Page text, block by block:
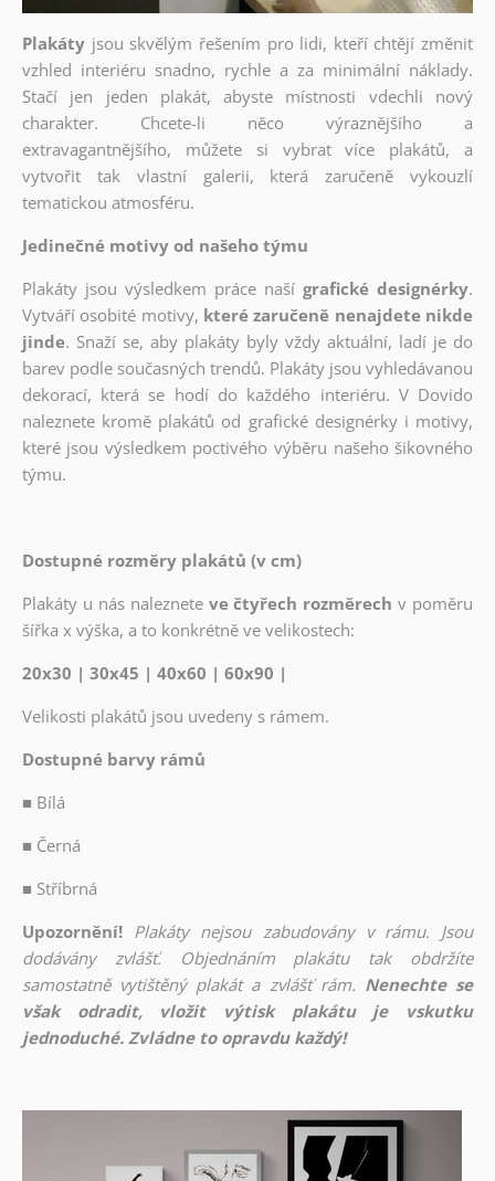
Plakáty jsou skvělým řešením pro lidi, kteří chtějí změnit
vzhled interiéru snadno, rychle a za minimální náklady.
Stačí jen jeden plakát, abyste místnosti vdechli nový
charakter. Chcete-li něco výraznějšího a
extravagantnějšího, můžete si vybrat více plakátů, a
vytvořit tak vlastní galerii, která zaručeně vykouzlí
tematickou atmosféru.
Jedinečné motivy od našeho týmu
Plakáty jsou výsledkem práce naší grafické designérky.
Vytváří osobité motivy, které zaručeně nenajdete nikde
jinde. Snaží se, aby plakáty byly vždy aktuální, ladí je do
barev podle současných trendů. Plakáty jsou vyhledávanou
dekorací, která se hodí do každého interiéru. V Dovido
naleznete kromě plakátů od grafické designérky i motivy,
které jsou výsledkem poctivého výběru našeho šikovného
týmu.
Dostupné rozměry plakátů (v cm)
Plakáty u nás naleznete ve čtyřech rozměrech v poměru
šířka x výška, a to konkrétně ve velikostech:
20x30 | 30x45 | 40x60 | 60x90 |
Velikosti plakátů jsou uvedeny s rámem.
Dostupné barvy rámů
■ Bílá
■ Černá
■ Stříbrná
Upozornění! Plakáty nejsou zabudovány v rámu. Jsou
dodávány zvlášť. Objednáním plakátu tak obdržíte
samostatně vytištěný plakát a zvlášť rám. Nenechte se
však odradit, vložit výtisk plakátu je vskutku
jednoduché. Zvládne to opravdu každý!